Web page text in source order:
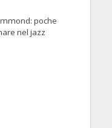
poche
nel jazz